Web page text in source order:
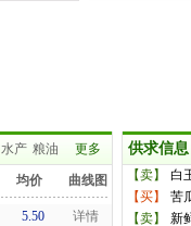
水产 粮油 更多
均价 曲线图
9.00
详情
6.50
详情
5.50
详情
供求信息
【卖】
白
【买】
苦
【卖】
新